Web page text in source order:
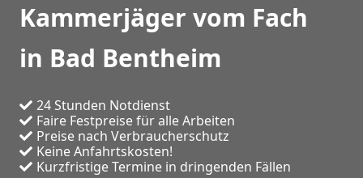
Kammerjäger vom Fach
in Bad Bentheim
24 Stunden Notdienst
Faire Festpreise für alle Arbeiten
Preise nach Verbraucherschutz
Keine Anfahrtskosten!
Kurzfristige Termine in dringenden Fällen